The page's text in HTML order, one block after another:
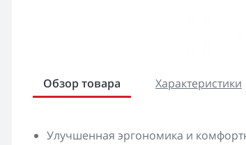
Обзор товара Характеристики
Улучшенная эргономика и